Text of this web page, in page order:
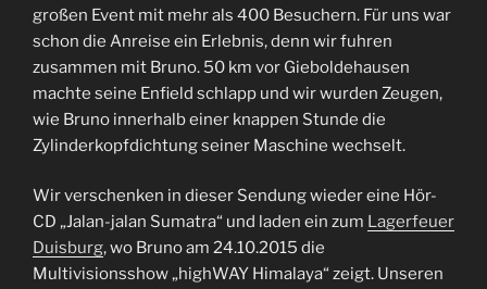
großen Event mit mehr als 400 Besuchern. Für uns war
schon die Anreise ein Erlebnis, denn wir fuhren
zusammen mit Bruno. 50 km vor Gieboldehausen
machte seine Enfield schlapp und wir wurden Zeugen,
wie Bruno innerhalb einer knappen Stunde die
Zylinderkopfdichtung seiner Maschine wechselt.
Wir verschenken in dieser Sendung wieder eine Hör-
CD „Jalan-jalan Sumatra“ und laden ein zum Lagerfeuer
Duisburg, wo Bruno am 24.10.2015 die
Multivisionsshow „highWAY Himalaya“ zeigt. Unseren